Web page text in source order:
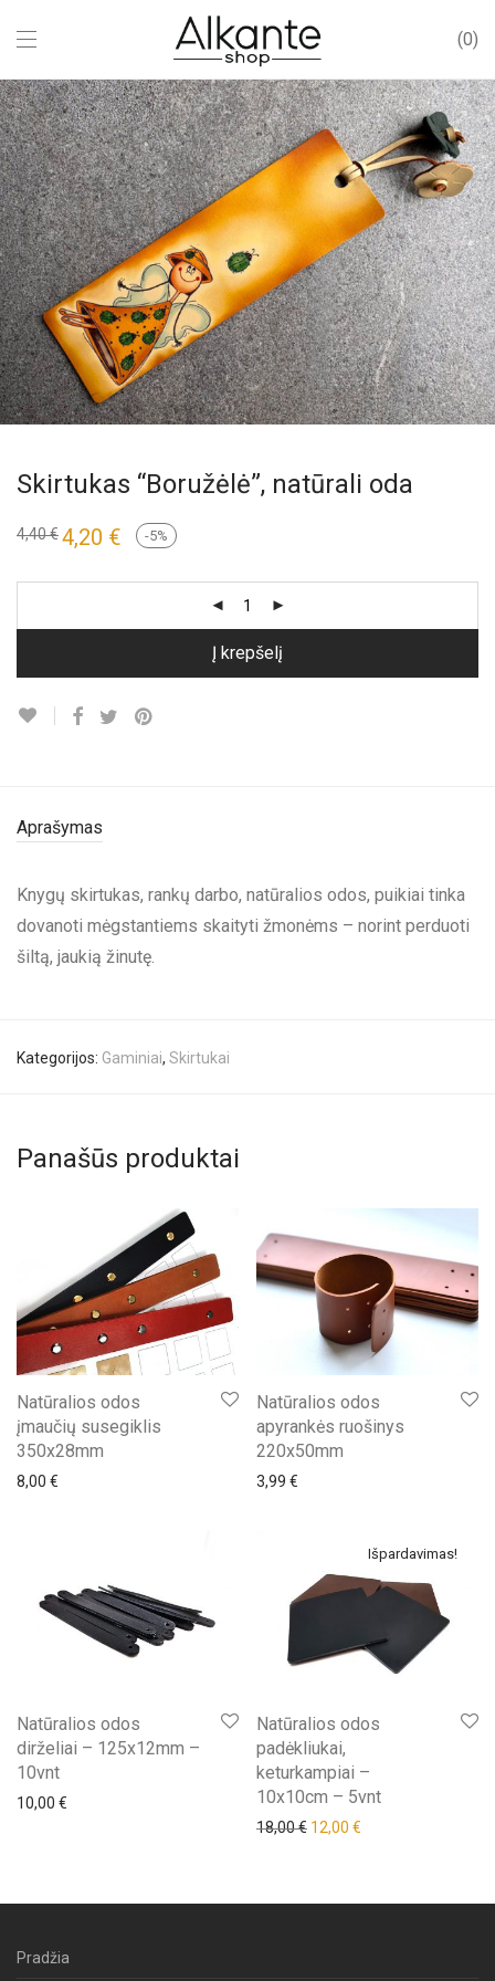
0
Skirtukas “Boružėlė”, natūrali oda
4,40€ Original
price
4,40 €.
4,20 € Current
price
4,20 €.
-5%
Į krepšelį
Aprašymas
Knygų skirtukas, rankų darbo, natūralios odos, puikiai tinka
dovanoti mėgstantiems skaityti žmonėms – norint perduoti
šiltą, jaukią žinutę.
Kategorijos: Gaminiai, Skirtukai
Panašūs produktai
Natūralios odos
įmaučių susegiklis
350x28mm
8,00 €
Natūralios odos
apyrankės ruošinys
220x50mm
3,99 €
Natūralios odos
dirželiai – 125x12mm –
10vnt
10,00 €
Išpardavimas!
Natūralios odos
padėkliukai,
keturkampiai –
10x10cm – 5vnt
18,00€ 12,00 €
Pradžia